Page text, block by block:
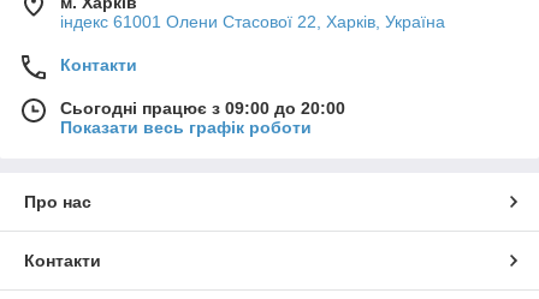
індекс 61001 Олени Стасової 22, Харків, Україна
Контакти
Сьогодні працює з 09:00 до 20:00
Показати весь графік роботи
Про нас
Контакти